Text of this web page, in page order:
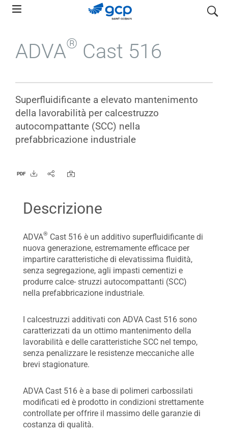
Skip
navigation
search
ADVA® Cast 516
Superfluidificante a elevato mantenimento
della lavorabilità per calcestruzzo
autocompattante (SCC) nella
prefabbricazione industriale
PDF
Descrizione
ADVA® Cast 516 è un additivo superfluidificante di
nuova generazione, estremamente efficace per
impartire caratteristiche di elevatissima fluidità,
senza segregazione, agli impasti cementizi e
produrre calce- struzzi autocompattanti (SCC)
nella prefabbricazione industriale.
I calcestruzzi additivati con ADVA Cast 516 sono
caratterizzati da un ottimo mantenimento della
lavorabilità e delle caratteristiche SCC nel tempo,
senza penalizzare le resistenze meccaniche alle
brevi stagionature.
ADVA Cast 516 è a base di polimeri carbossilati
modificati ed è prodotto in condizioni strettamente
controllate per offrire il massimo delle garanzie di
costanza di qualità.